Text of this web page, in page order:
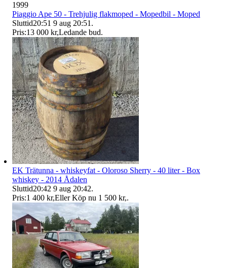
1999
Piaggio Ape 50 - Trehjulig flakmoped - Mopedbil - Moped
Sluttid20:51 9 aug 20:51 .
Pris:13 000 kr,Ledande bud.
EK Trätunna - whiskeyfat - Oloroso Sherry - 40 liter - Box
whiskey - 2014 Ådalen
Sluttid20:42 9 aug 20:42.
Pris:1 400 kr,Eller Köp nu 1 500 kr,.